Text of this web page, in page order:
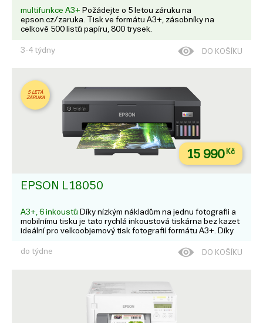
multifunkce A3+ Požádejte o 5 letou záruku na
epson.cz/zaruka. Tisk ve formátu A3+, zásobníky na
celkově 500 listů papíru, 800 trysek.
3-4 týdny DO KOŠÍKU
5 LETÁ
ZÁRUKA
15 990Kč
EPSON L18050
A3+, 6 inkoustů Díky nízkým nákladům na jednu fotografii a
mobilnímu tisku je tato rychlá inkoustová tiskárna bez kazet
ideální pro velkoobjemový tisk fotografií formátu A3+. Díky
mechanismem a inkoustovým nádržkám umístěný...
do týdne DO KOŠÍKU